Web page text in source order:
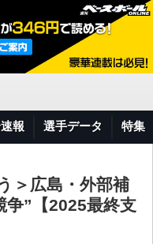
報 選手データ 特集
＞広島・外部補
”【2025最終支